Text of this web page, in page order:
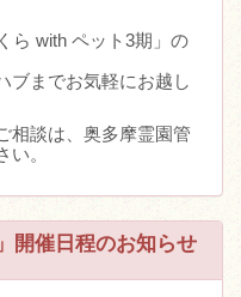
ら with ペット3期」の
ブまでお気軽にお越し
相談は、奥多摩霊園管
い。
開催日程のお知らせ